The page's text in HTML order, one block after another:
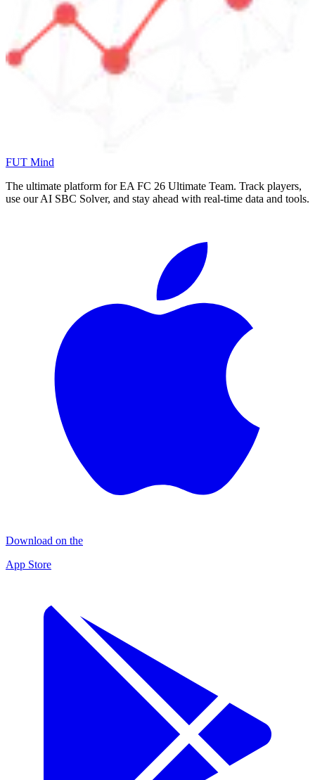
FUT Mind
The ultimate platform for EA FC 26 Ultimate Team. Track players,
use our AI SBC Solver, and stay ahead with real-time data and tools.
Download on the
App Store